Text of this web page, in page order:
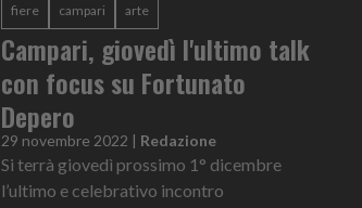
fiere campari arte
Campari, giovedì l'ultimo talk
con focus su Fortunato
Depero
29 novembre 2022 | Redazione
Si terrà giovedì prossimo 1° dicembre
l’ultimo e celebrativo incontro